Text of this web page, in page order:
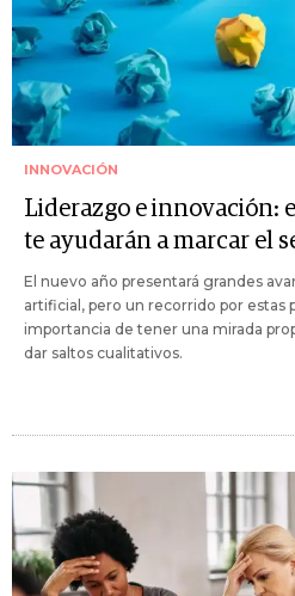
INNOVACIÓN
Liderazgo e innovación:
te ayudarán a marcar el
El nuevo año presentará grandes
artificial, pero un recorrido por estas
importancia de tener una mirada
dar saltos cualitativos.